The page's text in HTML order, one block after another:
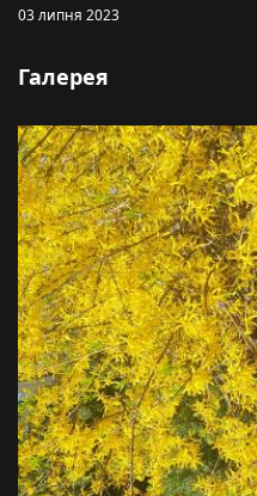
03 липня 2023
Галерея